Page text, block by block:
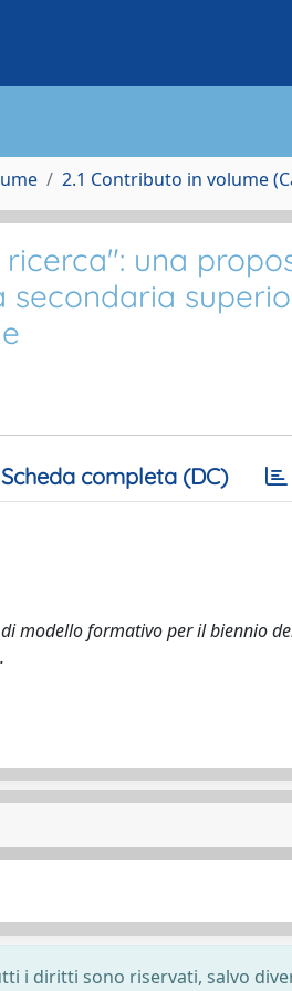
2.1 Contributo in volume
una
Scheda completa (DC)
modello formativo per il biennio
i diritti sono riservati, salvo